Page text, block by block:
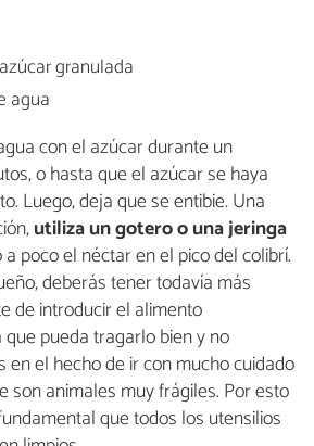
granulada
agua
con el azúcar durante un
o hasta que el azúcar se haya
Luego, deja que se entibie. Una
utiliza un gotero o una jeringa
poco el néctar en el pico del colibrí.
deberás tener todavía más
de introducir el alimento
pueda tragarlo bien y no
en el hecho de ir con mucho cuidado
son animales muy frágiles. Por esto
que todos los utensilios